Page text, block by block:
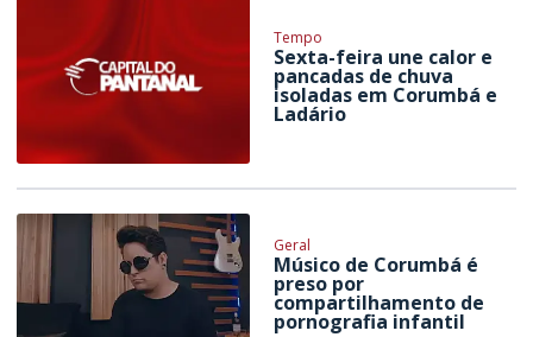
Tempo
Sexta-feira une calor e
pancadas de chuva
isoladas em Corumbá e
Ladário
Geral
Músico de Corumbá é
preso por
compartilhamento de
pornografia infantil